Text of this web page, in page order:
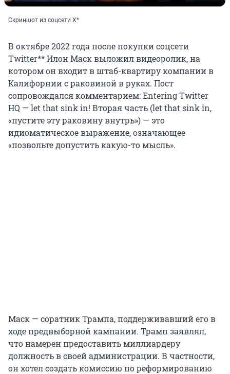
Скриншот из соцсети Х*
В октябре 2022 года после покупки соцсети
Twitter** Илон Маск выложил видеоролик, на
котором он входит в штаб-квартиру компании в
Калифорнии с раковиной в руках. Пост
сопровождался комментарием: Entering Twitter
HQ — let that sink in! Вторая часть (let that sink in,
«пустите эту раковину внутрь») — это
идиоматическое выражение, означающее
«позвольте допустить какую-то мысль».
Маск — соратник Трампа, поддерживавший его в
ходе предвыборной кампании. Трамп заявлял,
что намерен предоставить миллиардеру
должность в своей администрации. В частности,
он хотел создать комиссию по реформированию